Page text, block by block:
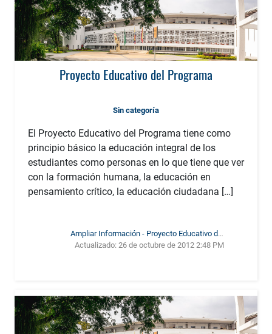
Proyecto Educativo del Programa
Sin categoría
El Proyecto Educativo del Programa tiene como
principio básico la educación integral de los
estudiantes como personas en lo que tiene que ver
con la formación humana, la educación en
pensamiento crítico, la educación ciudadana […]
Ampliar Información - Proyecto Educativo del
Programa
Actualizado:26 de octubre de 2012 2:48 PM